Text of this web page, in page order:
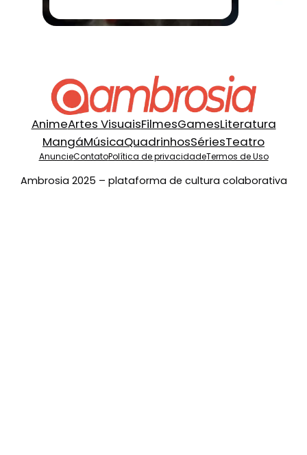
AnimeArtes VisuaisFilmesGamesLiteratura
MangáMúsicaQuadrinhosSériesTeatro
AnuncieContatoPolítica de privacidadeTermos de Uso
Ambrosia 2025 – plataforma de cultura colaborativa